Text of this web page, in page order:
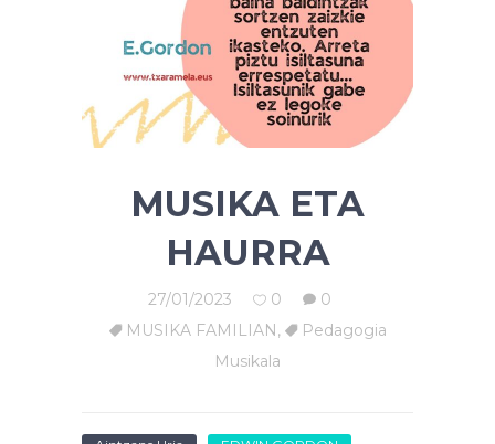
MUSIKA ETA
HAURRA
27/01/2023 0
0
MUSIKA FAMILIAN,
Pedagogia
Musikala